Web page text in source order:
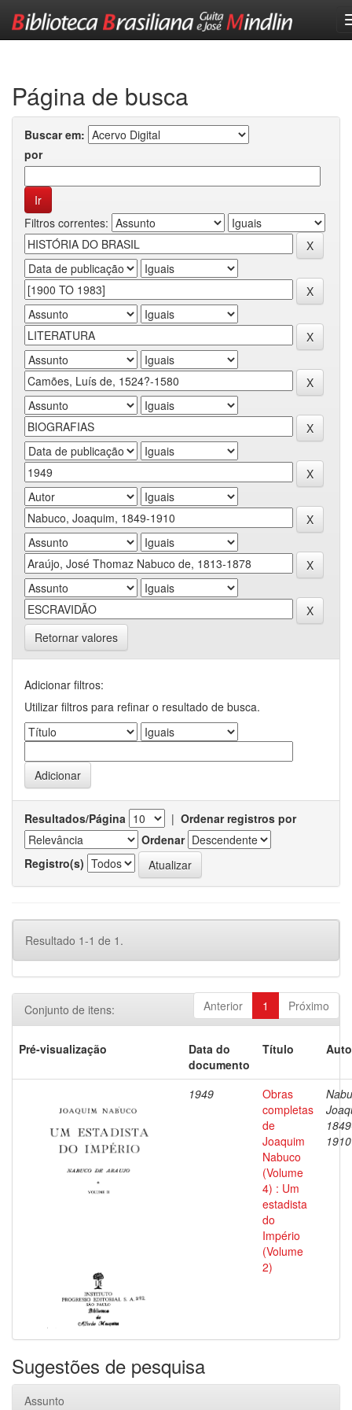
Página de busca
Buscar em:
por
Filtros correntes:
Retornar valores
Adicionar filtros:
Utilizar filtros para refinar o resultado de busca.
Resultados/Página | Ordenar registros por
Ordenar
Registro(s)
Resultado 1-1 de 1.
Anterior 1 Próximo
Conjunto de itens:
Pré-visualização
Data do
documento
Título
1949
Obras
completas
de
Joaquim
Nabuco
(Volume
4) : Um
estadista
do
Império
(Volume
2)
1910
Sugestões de pesquisa
Assunto